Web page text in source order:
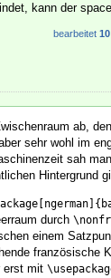
kann der
bearbeitet
ab,
sehr wohl im
sah
Hintergrund
durch
einem
erst mit